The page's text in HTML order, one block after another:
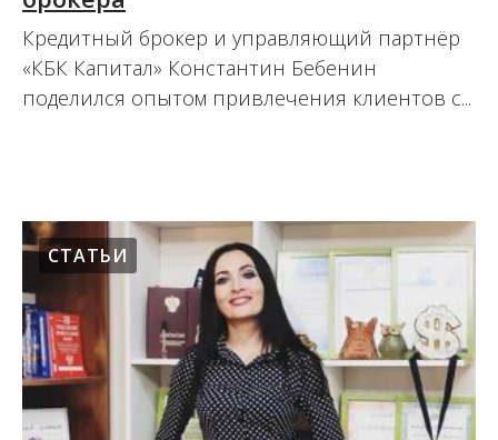
Кредитный брокер и управляющий партнёр
«КБК Капитал» Константин Бебенин
поделился опытом привлечения клиентов с...
СТАТЬИ